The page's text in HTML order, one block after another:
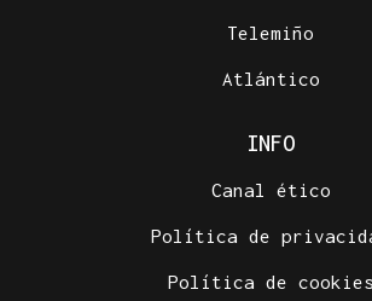
Telemiño
Atlántico
INFO
Canal ético
Política de
Política de cookies